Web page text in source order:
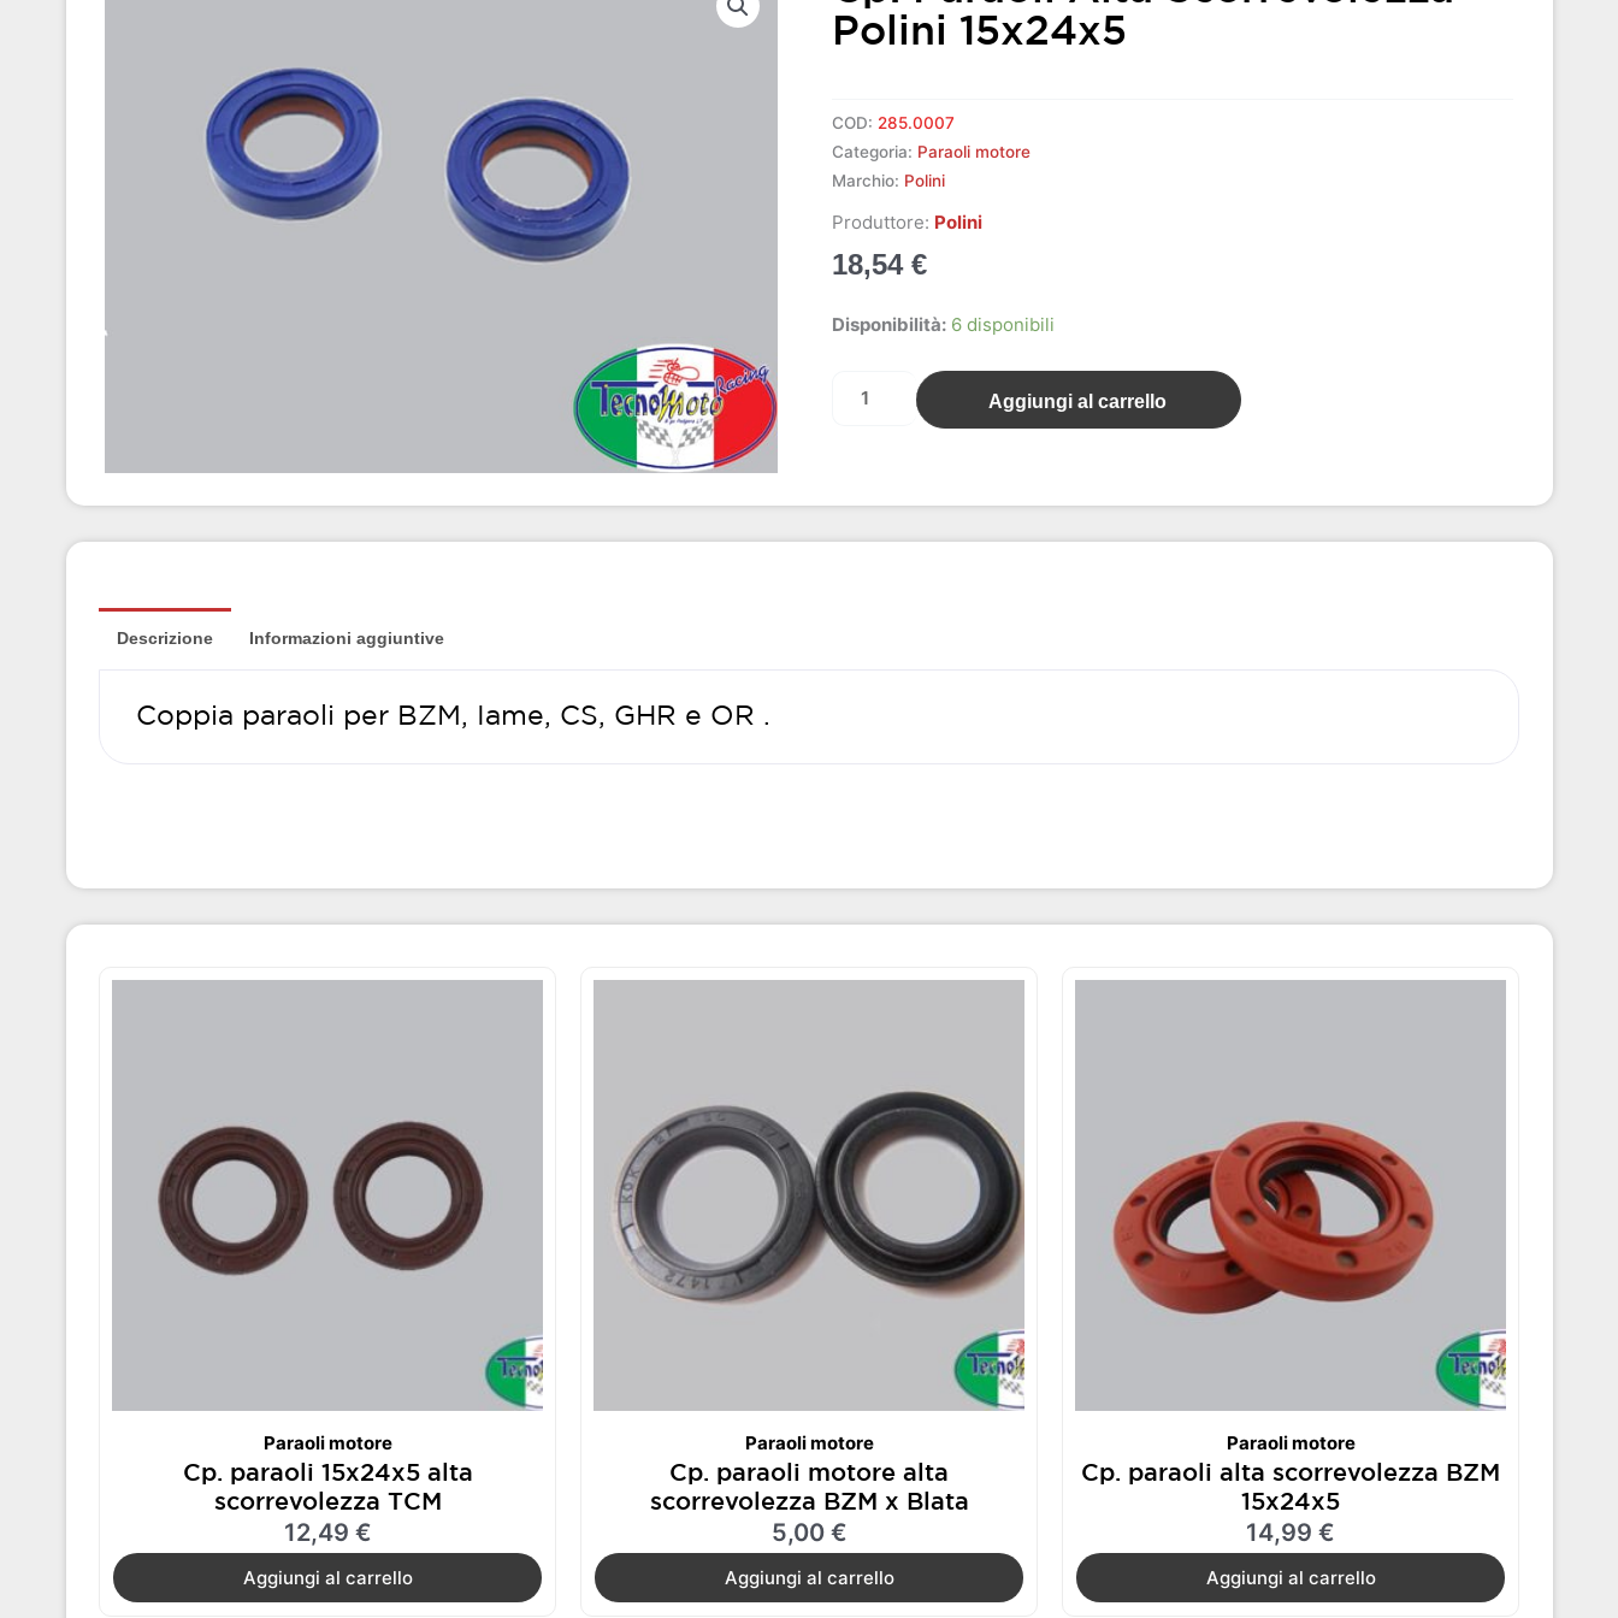
Polini 15x24x5
COD: 285.0007
Categoria: Paraoli motore
Marchio: Polini
Produttore: Polini
18,54 €
Disponibilità: 6 disponibili
Cp.
scorrevolezza
Aggiungi al carrello
Descrizione Informazioni aggiuntive
Coppia paraoli per BZM, Iame, CS, GHR e OR .
Paraoli motore
Cp. paraoli 15x24x5 alta
scorrevolezza TCM
12,49 €
Aggiungi al carrello
Paraoli motore
Cp. paraoli motore alta
scorrevolezza BZM x Blata
5,00 €
Aggiungi al carrello
Paraoli motore
Cp. paraoli alta scorrevolezza BZM
15x24x5
14,99 €
Aggiungi al carrello